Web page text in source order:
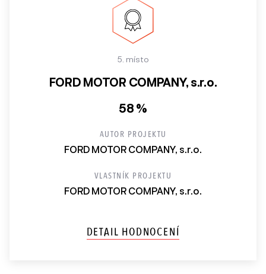
5. místo
FORD MOTOR COMPANY, s.r.o.
58 %
AUTOR PROJEKTU
FORD MOTOR COMPANY, s.r.o.
VLASTNÍK PROJEKTU
FORD MOTOR COMPANY, s.r.o.
DETAIL HODNOCENÍ